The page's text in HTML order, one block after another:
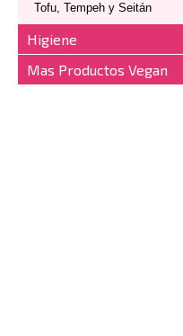
Tofu, Tempeh y Seitán
Higiene
Mas Productos Vegan